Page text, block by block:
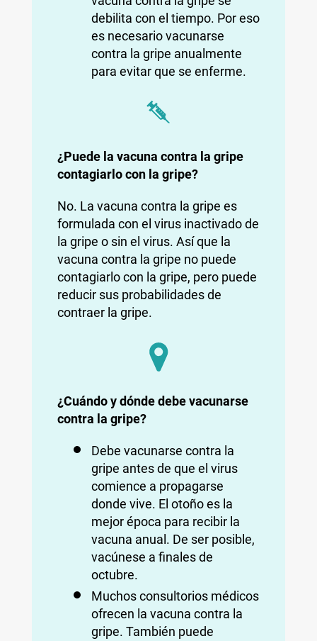
debilita con el tiempo. Por eso
es necesario vacunarse
contra la gripe anualmente
para evitar que se enferme.
¿Puede la vacuna contra la gripe
contagiarlo con la gripe?
No. La vacuna contra la gripe es
formulada con el virus inactivado de
la gripe o sin el virus. Así que la
vacuna contra la gripe no puede
contagiarlo con la gripe, pero puede
reducir sus probabilidades de
contraer la gripe.
¿Cuándo y dónde debe vacunarse
contra la gripe?
Debe vacunarse contra la
gripe antes de que el virus
comience a propagarse
donde vive. El otoño es la
mejor época para recibir la
vacuna anual. De ser posible,
vacúnese a finales de
octubre.
Muchos consultorios médicos
ofrecen la vacuna contra la
gripe. También puede